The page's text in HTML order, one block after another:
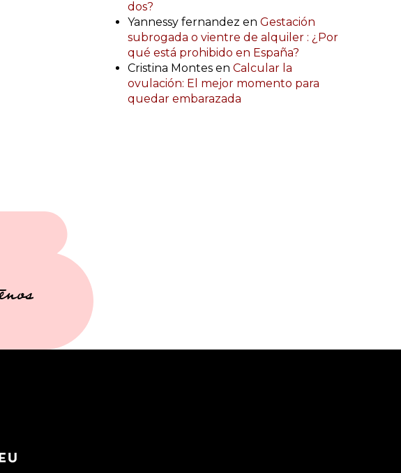
dos?
Yannessy fernandez en Gestación
subrogada o vientre de alquiler : ¿Por
qué está prohibido en España?
Cristina Montes en Calcular la
ovulación: El mejor momento para
quedar embarazada